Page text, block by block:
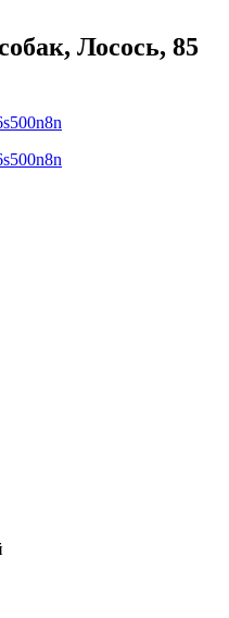
Лосось, 85